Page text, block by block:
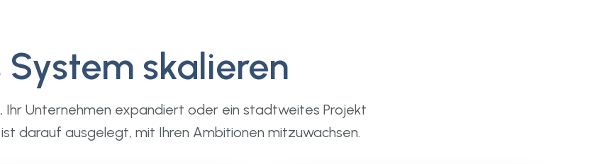
System skalieren
Ihr Unternehmen expandiert oder ein stadtweites Projekt
darauf ausgelegt, mit Ihren Ambitionen mitzuwachsen.